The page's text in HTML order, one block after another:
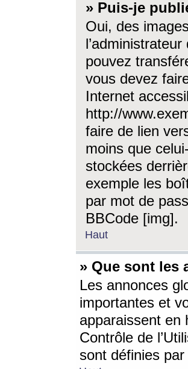
» Puis-je
Oui, des
pouvez
vous devez
Internet
http://
faire de lien
moins que
stockées
exemple les
par mot de
BBCode [img].
Haut
» Que sont les
Les annonces
importantes et
apparaissent en
Contrôle de
sont définies